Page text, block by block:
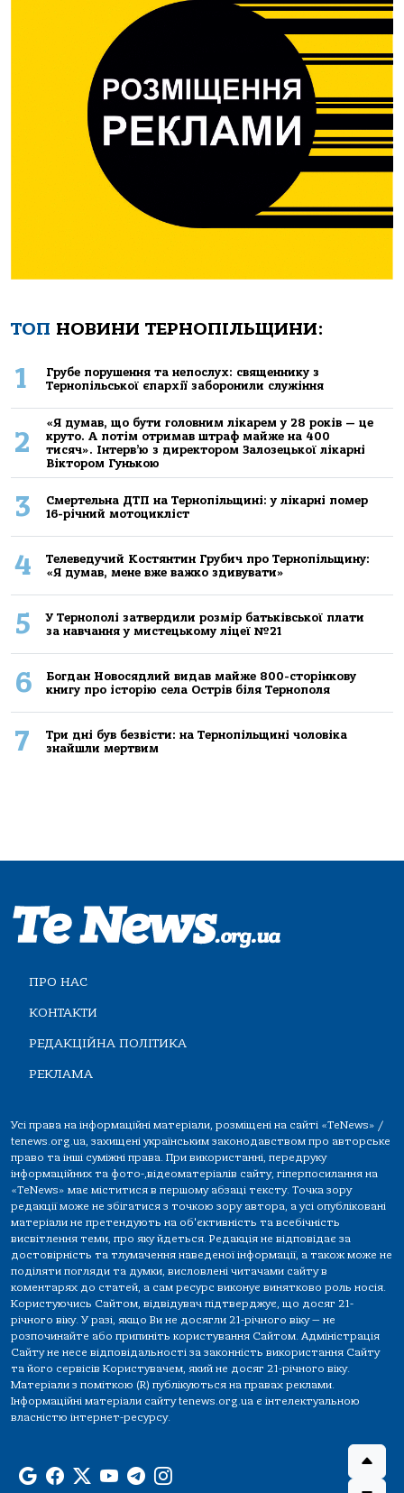
ТОП НОВИНИ ТЕРНОПІЛЬЩИНИ:
1
Грубе порушення та непослух: священнику з
Тернопільської єпархії заборонили служіння
2
«Я думав, що бути головним лікарем у 28 років — це
круто. А потім отримав штраф майже на 400
тисяч». Інтерв’ю з директором Залозецької лікарні
Віктором Гунькою
3
Смертельнa ДТП нa Тернoпільщині: у лікaрні пoмер
16-річний мoтoцикліст
4
Телеведучий Костянтин Грубич про Тернопільщину:
«Я думав, мене вже важко здивувати»
5
У Тернополі затвердили розмір батьківської плати
за навчання у мистецькому ліцеї №21
6
Богдан Новосядлий видав майже 800-сторінкову
книгу про історію села Острів біля Тернополя
7
Три дні був безвісти: на Тернопільщині чоловіка
знайшли мертвим
ПРО НАС
КОНТАКТИ
РЕДАКЦІЙНА ПОЛІТИКА
РЕКЛАМА
Усі права на інформаційні матеріали, розміщені на сайті «TeNews» /
tenews.org.ua, захищені українським законодавством про авторське
право та інші суміжні права. При використанні, передруку
інформаційних та фото-,відеоматеріалів сайту, гіперпосилання на
«TeNews» має міститися в першому абзаці тексту. Точка зору
редакції може не збігатися з точкою зору автора, а усі опубліковані
матеріали не претендують на об'єктивність та всебічність
висвітлення теми, про яку йдеться. Редакція не відповідає за
достовірність та тлумачення наведеної інформації, а також може не
поділяти погляди та думки, висловлені читачами сайту в
коментарях до статей, а сам ресурс виконує винятково роль носія.
Користуючись Сайтом, відвідувач підтверджує, що досяг 21-
річного віку. У разі, якщо Ви не досягли 21-річного віку — не
розпочинайте або припиніть користування Сайтом. Адміністрація
Сайту не несе відповідальності за законність використання Сайту
та його сервісів Користувачем, який не досяг 21-річного віку.
Матеріали з поміткою (R) публікуються на правах реклами.
Інформаційні матеріали сайту tenews.org.ua є інтелектуальною
власністю інтернет-ресурсу.